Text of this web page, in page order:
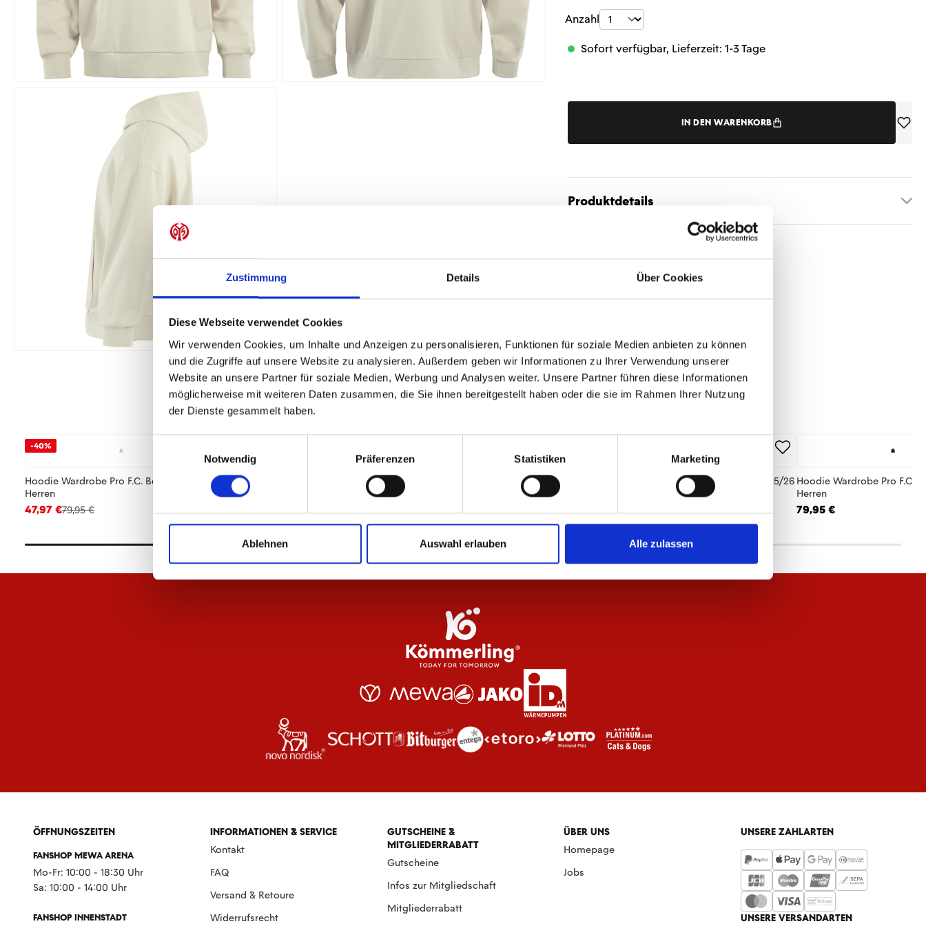
Zustimmung Details Über Cookies
Diese Webseite verwendet Cookies
Wir verwenden Cookies, um Inhalte und Anzeigen zu personalisieren, Funktionen für soziale Medien anbieten zu können
und die Zugriffe auf unsere Website zu analysieren. Außerdem geben wir Informationen zu Ihrer Verwendung unserer
Website an unsere Partner für soziale Medien, Werbung und Analysen weiter. Unsere Partner führen diese Informationen
möglicherweise mit weiteren Daten zusammen, die Sie ihnen bereitgestellt haben oder die sie im Rahmen Ihrer Nutzung
der Dienste gesammelt haben.
Notwendig
Präferenzen Statistiken Marketing
Ablehnen Auswahl erlauben Alle zulassen
Produkt Anzahl: Gib den gewünschten Wert
Anzahl
Sofort verfügbar, Lieferzeit: 1-3 Tage
IN DEN WARENKORB
Produktdetails
ÄHNLICHE PRODUKTE
-40%
Hoodie Wardrobe Pro F.C. Beige 25/26
Herren
47,97 €79,95 €
Polo Wardrobe Pro F.C. Beige-Rot 25/26
Herren
20,97 €34,95 €
Polo Wardrobe Pro F.C. Beige 25/26
20,97 €34,95 €
T-Shirt Wardrobe Pro F.C. Beige-Rot 25/26
17,97 €29,95 €
Hoodie Wardrobe Pro F.C.
Herren
79,95 €
ÖFFNUNGSZEITEN
FANSHOP MEWA ARENA
Mo-Fr: 10:00 - 18:30 Uhr
Sa: 10:00 - 14:00 Uhr
FANSHOP INNENSTADT
INFORMATIONEN & SERVICE
Kontakt
FAQ
Versand & Retoure
Widerrufsrecht
GUTSCHEINE &
MITGLIEDERRABATT
Gutscheine
Infos zur Mitgliedschaft
Mitgliederrabatt
ÜBER UNS
Homepage
Jobs
UNSERE ZAHLARTEN
UNSERE VERSANDARTEN